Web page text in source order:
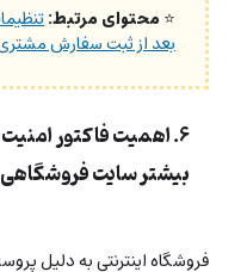
⭐محتوای مرتبط:
بعد از ثبت سفارش
۶. اهمیت فاکتور
بیشتر سایت
فروشگاه اینترنتی به دلیل